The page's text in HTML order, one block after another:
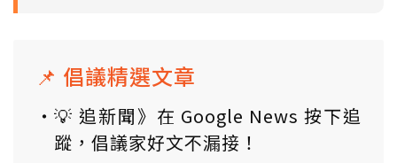
📌 倡議精選文章
💡 追新聞》在 Google News 按下追
蹤，倡議家好文不漏接！